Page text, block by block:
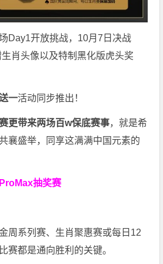
Day1开放挑战，10月7日决战
肖头像以及特制黑化版虎头奖
一活动同步推出！
更带来两场百w保底赛事，就是希
襄盛举，同享这满满中国元素的
抽奖赛
周系列赛、生肖聚惠赛或每日12
赛都是通向胜利的关键。